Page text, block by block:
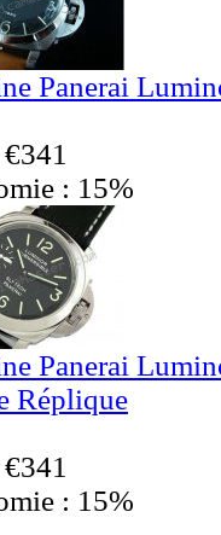
Panerai
: 15%
Panerai
Réplique
: 15%